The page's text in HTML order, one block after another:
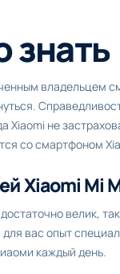
знать
владельцем
Xiaomi не
со смартфоном
Xiaomi Mi
велик,
вас опыт
каждый день.